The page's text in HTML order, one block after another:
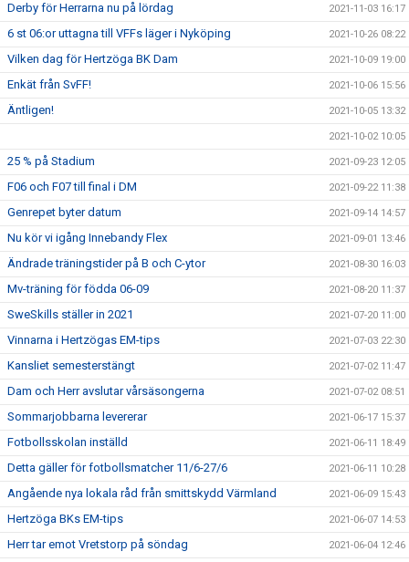
Derby för Herrarna nu på lördag 2021-11-03 16:17
6 st 06:or uttagna till VFFs läger i Nyköping 2021-10-26 08:22
Vilken dag för Hertzöga BK Dam 2021-10-09 19:00
Enkät från SvFF! 2021-10-06 15:56
Äntligen! 2021-10-05 13:32
2021-10-02 10:05
25 % på Stadium 2021-09-23 12:05
F06 och F07 till final i DM 2021-09-22 11:38
Genrepet byter datum 2021-09-14 14:57
Nu kör vi igång Innebandy Flex 2021-09-01 13:46
Ändrade träningstider på B och C-ytor 2021-08-30 16:03
Mv-träning för födda 06-09 2021-08-20 11:37
SweSkills ställer in 2021 2021-07-20 11:00
Vinnarna i Hertzögas EM-tips 2021-07-03 22:30
Kansliet semesterstängt 2021-07-02 11:47
Dam och Herr avslutar vårsäsongerna 2021-07-02 08:51
Sommarjobbarna levererar 2021-06-17 15:37
Fotbollsskolan inställd 2021-06-11 18:49
Detta gäller för fotbollsmatcher 11/6-27/6 2021-06-11 10:28
Angående nya lokala råd från smittskydd Värmland 2021-06-09 15:43
Hertzöga BKs EM-tips 2021-06-07 14:53
Herr tar emot Vretstorp på söndag 2021-06-04 12:46